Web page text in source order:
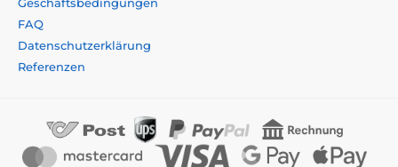
FAQ
Datenschutzerklärung
Referenzen